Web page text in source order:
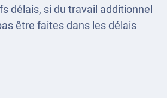
délais, si du travail additionnel
être faites dans les délais